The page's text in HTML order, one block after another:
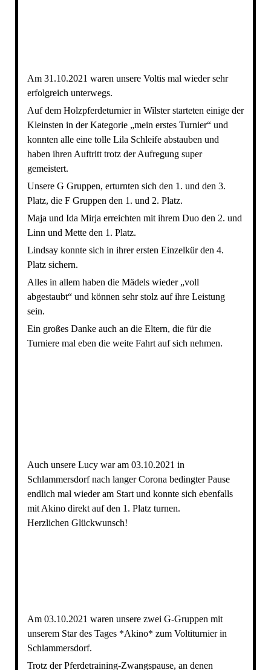
Am 31.10.2021 waren unsere Voltis mal wieder sehr
erfolgreich unterwegs.
Auf dem Holzpferdeturnier in Wilster starteten einige der
Kleinsten in der Kategorie „mein erstes Turnier“ und
konnten alle eine tolle Lila Schleife abstauben und
haben ihren Auftritt trotz der Aufregung super
gemeistert.
Unsere G Gruppen, erturnten sich den 1. und den 3.
Platz, die F Gruppen den 1. und 2. Platz.
Maja und Ida Mirja erreichten mit ihrem Duo den 2. und
Linn und Mette den 1. Platz.
Lindsay konnte sich in ihrer ersten Einzelkür den 4.
Platz sichern.
Alles in allem haben die Mädels wieder „voll
abgestaubt“ und können sehr stolz auf ihre Leistung
sein.
Ein großes Danke auch an die Eltern, die für die
Turniere mal eben die weite Fahrt auf sich nehmen.
Auch unsere Lucy war am 03.10.2021 in
Schlammersdorf nach langer Corona bedingter Pause
endlich mal wieder am Start und konnte sich ebenfalls
mit Akino direkt auf den 1. Platz turnen.
Herzlichen Glückwunsch!
Am 03.10.2021 waren unsere zwei G-Gruppen mit
unserem Star des Tages *Akino* zum Voltiturnier in
Schlammersdorf.
Trotz der Pferdetraining-Zwangspause, an denen